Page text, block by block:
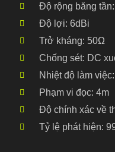
Độ rộng băng
Độ lợi: 6dBi
Trở kháng: 50Ω
Chống sét: DC
Nhiệt độ làm
Phạm vi đọc: 4m
Độ chính xác về
Tỷ lệ phát hiện: